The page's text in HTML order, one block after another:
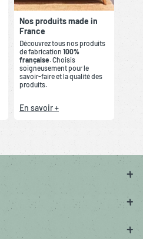
Nos produits made in
France
Découvrez tous nos produits
de fabrication 100%
française . Choisis
soigneusement pour le
savoir-faire et la qualité des
produits.
En savoir +